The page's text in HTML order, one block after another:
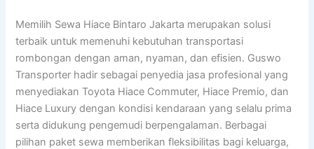
Memilih Sewa Hiace Bintaro Jakarta merupakan solusi
terbaik untuk memenuhi kebutuhan transportasi
rombongan dengan aman, nyaman, dan efisien. Guswo
Transporter hadir sebagai penyedia jasa profesional yang
menyediakan Toyota Hiace Commuter, Hiace Premio, dan
Hiace Luxury dengan kondisi kendaraan yang selalu prima
serta didukung pengemudi berpengalaman. Berbagai
pilihan paket sewa memberikan fleksibilitas bagi keluarga,